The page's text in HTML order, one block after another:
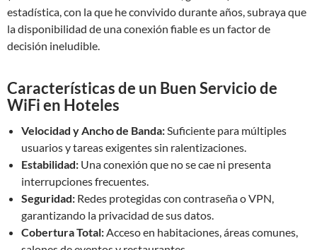
estadística, con la que he convivido durante años, subraya que
la disponibilidad de una conexión fiable es un factor de
decisión ineludible.
Características de un Buen Servicio de
WiFi en Hoteles
Velocidad y Ancho de Banda:Suficiente para múltiples
usuarios y tareas exigentes sin ralentizaciones.
Estabilidad: Una conexión que no se cae ni presenta
interrupciones frecuentes.
Seguridad: Redes protegidas con contraseña o VPN,
garantizando la privacidad de sus datos.
Cobertura Total:Acceso en habitaciones, áreas comunes,